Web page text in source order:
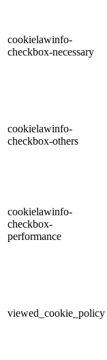
cookielawinfo-
checkbox-necessary
cookielawinfo-
checkbox-others
cookielawinfo-
checkbox-
performance
viewed_cookie_policy